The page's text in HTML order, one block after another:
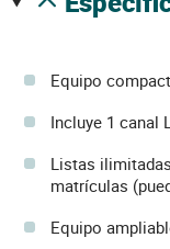
Equipo
Incluye 1 canal
Listas
matrículas
Equipo